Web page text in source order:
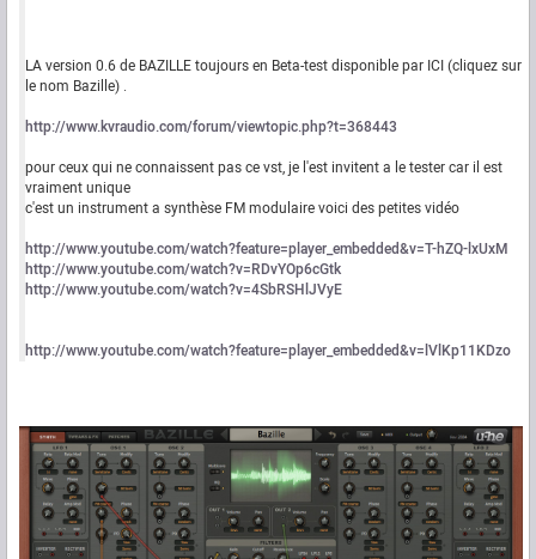
LA version 0.6 de BAZILLE toujours en Beta-test disponible par ICI (cliquez sur
le nom Bazille) .
http://www.kvraudio.com/forum/viewtopic.php?t=368443
pour ceux qui ne connaissent pas ce vst, je l'est invitent a le tester car il est
vraiment unique
c'est un instrument a synthèse FM modulaire voici des petites vidéo
http://www.youtube.com/watch?feature=player_embedded&v=T-hZQ-lxUxM
http://www.youtube.com/watch?v=RDvYOp6cGtk
http://www.youtube.com/watch?v=4SbRSHlJVyE
http://www.youtube.com/watch?feature=player_embedded&v=lVlKp11KDzo